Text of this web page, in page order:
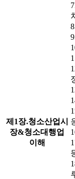
제1장.청소산업시
장&청소대행업
이해